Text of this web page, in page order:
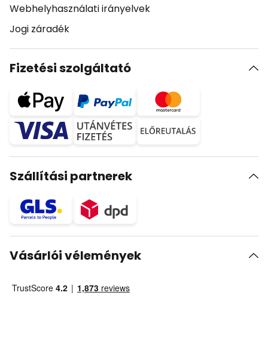
Webhelyhasználati irányelvek
Jogi záradék
Fizetési szolgáltató
Szállítási partnerek
Vásárlói vélemények